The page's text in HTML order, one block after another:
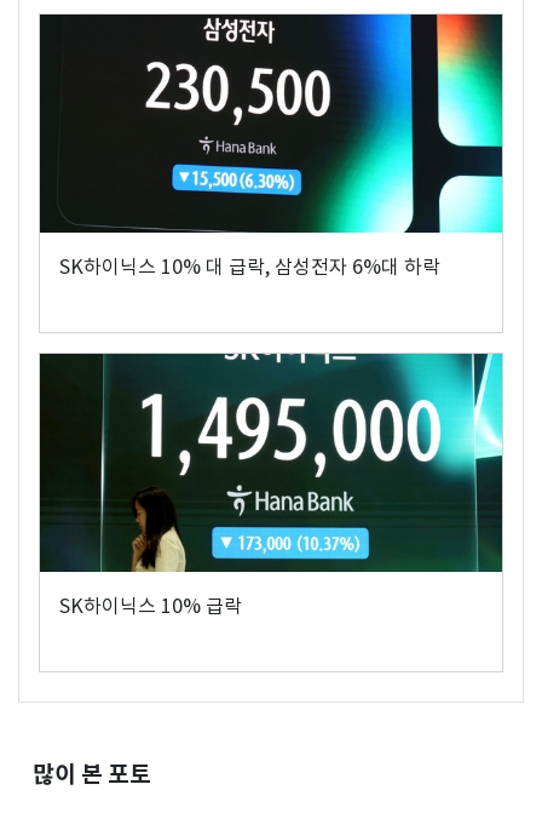
SK하이닉스 10% 대 급락, 삼성전자 6%대 하락
SK하이닉스 10% 급락
많이 본 포토